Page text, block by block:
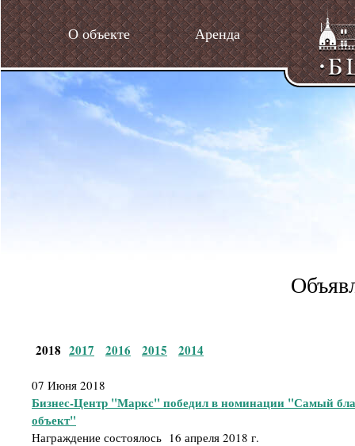
О объекте Аренда
2018 2017 2016 2015 2014
07 Июня 2018
Бизнес-Центр "Маркс" победил в номинации "Самый
объект"
Награждение состоялось 16 апреля 2018 г.